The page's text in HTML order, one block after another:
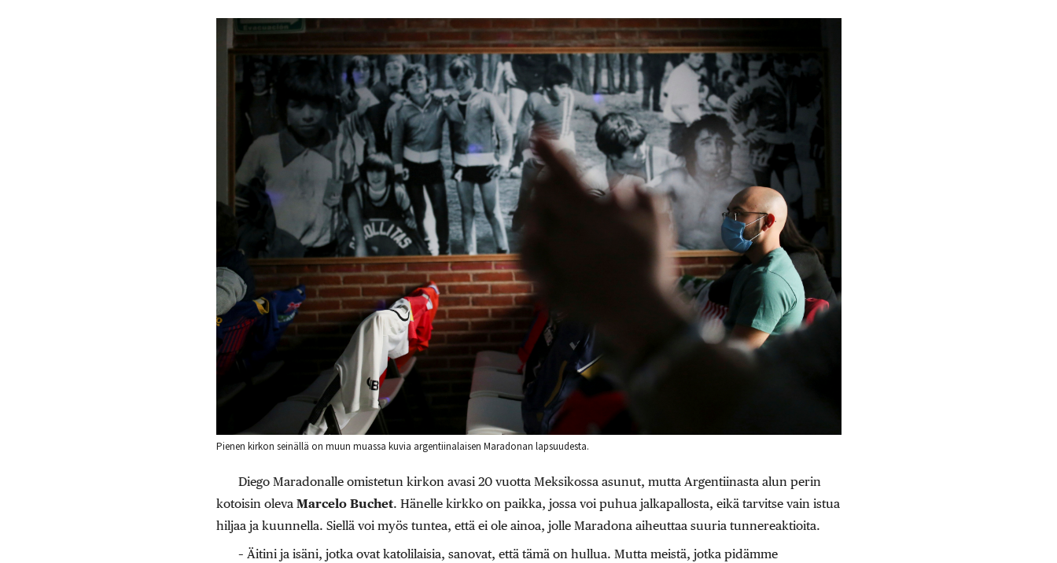
Pienen kirkon seinällä on muun muassa kuvia argentiinalaisen Maradonan lapsuudesta.
Diego Maradonalle omistetun kirkon avasi 20 vuotta Meksikossa asunut, mutta Argentiinasta alun perin
kotoisin oleva Marcelo Buchet. Hänelle kirkko on paikka, jossa voi puhua jalkapallosta, eikä tarvitse vain istua
hiljaa ja kuunnella. Siellä voi myös tuntea, että ei ole ainoa, jolle Maradona aiheuttaa suuria tunnereaktioita.
– Äitini ja isäni, jotka ovat katolilaisia, sanovat, että tämä on hullua. Mutta meistä, jotka pidämme